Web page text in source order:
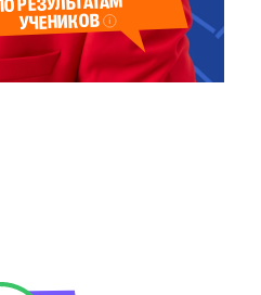
УЧЕНИКОВ